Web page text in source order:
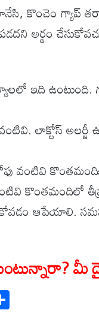
కొంచెం గ్యాప్
అర్థం
ఇది ఉంటుంది.
లాక్టోస్
కొంతమందికి
కొంతమందిలో
ఆపేయాలి.